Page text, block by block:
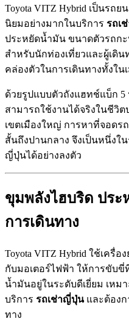
Toyota VITZ Hybrid เป็นรถ
นิยมอย่างมากในบริการ รถเ
ประหยัดน้ำมัน ขนาดตัวรถก
สำหรับนักท่องเที่ยวและผู้เดิ
คล่องตัวในการเดินทางทั้งใน
ด้วยรูปแบบตัวถังแฮทช์แบ็ก 5
สามารถใช้งานได้จริงในชีวิ
เขตเมืองใหญ่ การหาที่จอดร
สั้นถึงปานกลาง จึงเป็นหนึ่งใ
ญี่ปุ่นได้อย่างลงตัว
ขุมพลังไฮบริด ประ
การเดินทาง
Toyota VITZ Hybrid ใช้เครื่
กับมอเตอร์ไฟฟ้า ให้การขับขี่
น้ำมันอยู่ในระดับดีเยี่ยม เหม
บริการ รถเช่าญี่ปุ่นและต้องก
ทาง